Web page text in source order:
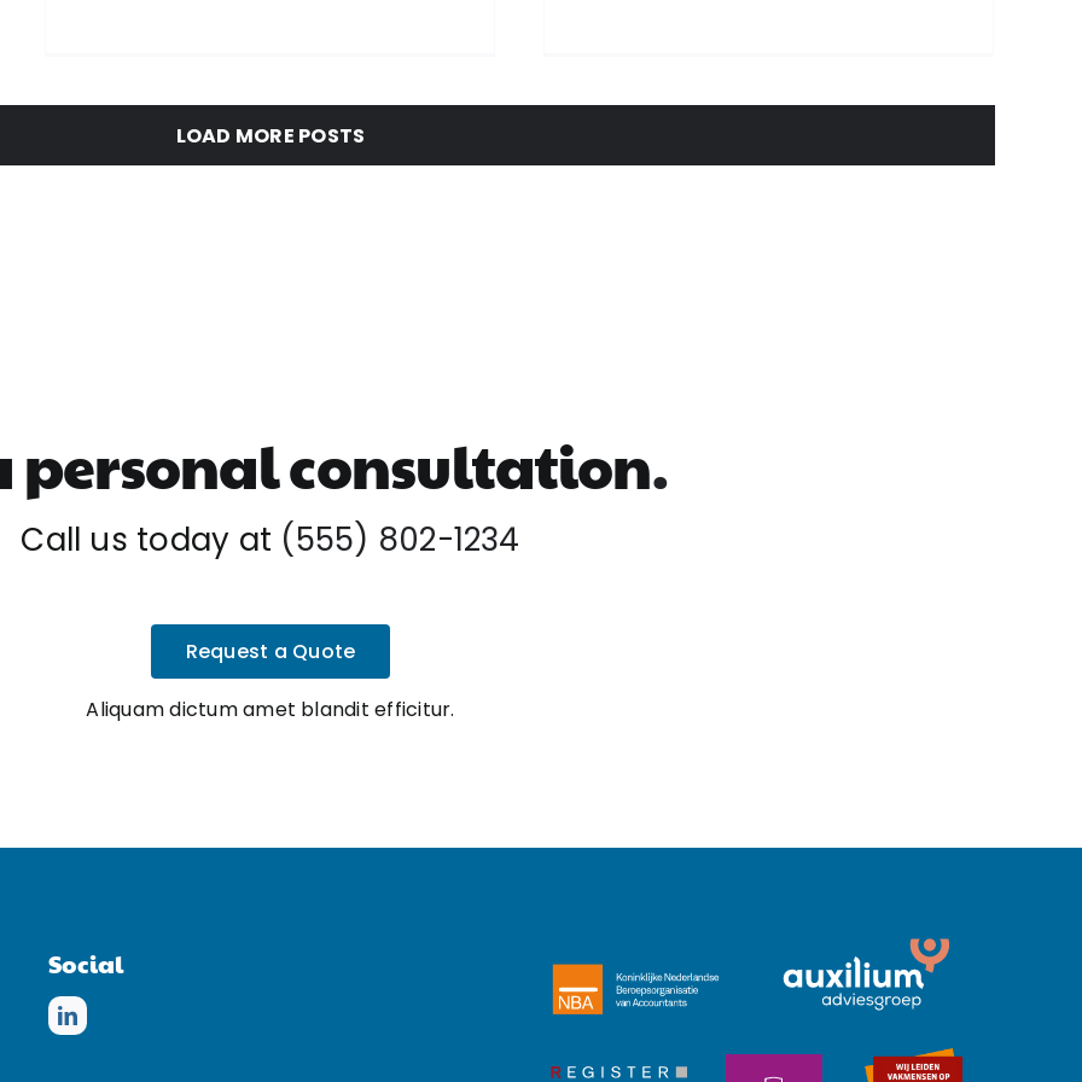
LOAD MORE POSTS
personal consultation.
Call us today at (555) 802-1234
Request a Quote
Aliquam dictum amet blandit efficitur.
Social